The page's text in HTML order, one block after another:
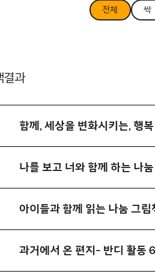
전체 싹
결과
함께, 세상을 변화시키는, 행복
나를 보고 너와 함께 하는 나
아이들과 함께 읽는 나눔 그림
과거에서 온 편지- 반디 활동